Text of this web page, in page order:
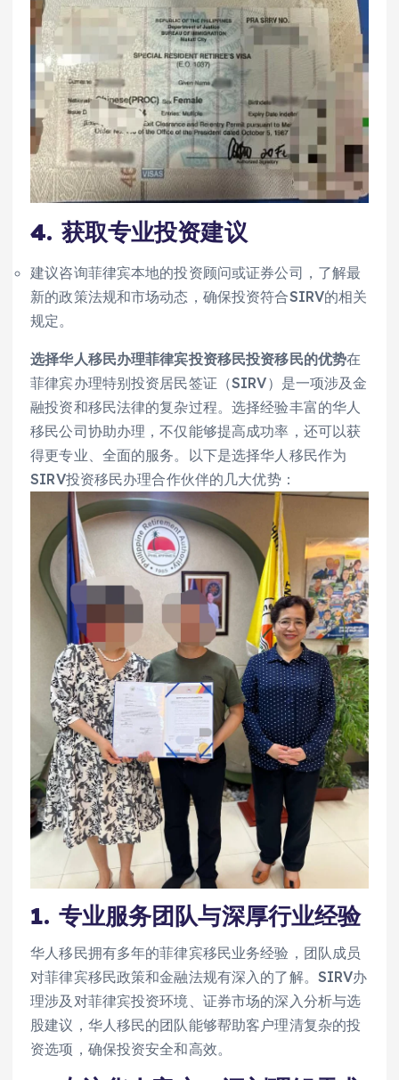
4. 获取专业投资建议
建议咨询菲律宾本地的投资顾问或证券公司，了解最
新的政策法规和市场动态，确保投资符合SIRV的相关
规定。
选择华人移民办理菲律宾投资移民投资移民的优势在
菲律宾办理特别投资居民签证（SIRV）是一项涉及金
融投资和移民法律的复杂过程。选择经验丰富的华人
移民公司协助办理，不仅能够提高成功率，还可以获
得更专业、全面的服务。以下是选择华人移民作为
SIRV投资移民办理合作伙伴的几大优势：
1. 专业服务团队与深厚行业经验
华人移民拥有多年的菲律宾移民业务经验，团队成员
对菲律宾移民政策和金融法规有深入的了解。SIRV办
理涉及对菲律宾投资环境、证券市场的深入分析与选
股建议，华人移民的团队能够帮助客户理清复杂的投
资选项，确保投资安全和高效。